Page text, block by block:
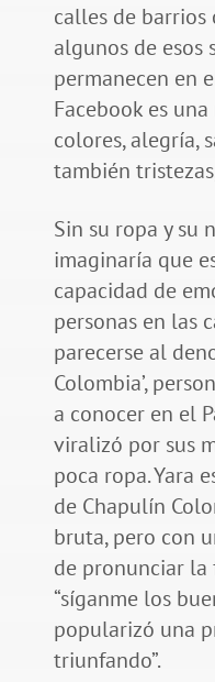
calles de barrios
algunos de esos
permanecen en
Facebook es
colores, alegría,
también
Sin su ropa y su
imaginaría que
capacidad de
personas en las
parecerse al
Colombia’,
a conocer en el
viralizó por sus
poca ropa. Yara
de Chapulín
bruta, pero con
de pronunciar la
“síganme los
popularizó una
triunfando”.